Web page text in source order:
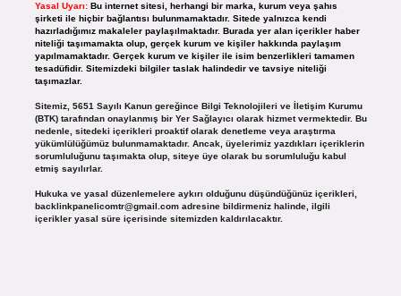
Yasal Uyarı: Bu internet sitesi, herhangi bir marka, kurum veya şahıs
şirketi ile hiçbir bağlantısı bulunmamaktadır. Sitede yalnızca kendi
hazırladığımız makaleler paylaşılmaktadır. Burada yer alan içerikler haber
niteliği taşımamakta olup, gerçek kurum ve kişiler hakkında paylaşım
yapılmamaktadır. Gerçek kurum ve kişiler ile isim benzerlikleri tamamen
tesadüfidir. Sitemizdeki bilgiler taslak halindedir ve tavsiye niteliği
taşımazlar.
Sitemiz, 5651 Sayılı Kanun gereğince Bilgi Teknolojileri ve İletişim Kurumu
(BTK) tarafından onaylanmış bir Yer Sağlayıcı olarak hizmet vermektedir. Bu
nedenle, sitedeki içerikleri proaktif olarak denetleme veya araştırma
yükümlülüğümüz bulunmamaktadır. Ancak, üyelerimiz yazdıkları içeriklerin
sorumluluğunu taşımakta olup, siteye üye olarak bu sorumluluğu kabul
etmiş sayılırlar.
Hukuka ve yasal düzenlemelere aykırı olduğunu düşündüğünüz içerikleri,
backlinkpanelicomtr@gmail.comadresine bildirmeniz halinde, ilgili
içerikler yasal süre içerisinde sitemizden kaldırılacaktır.